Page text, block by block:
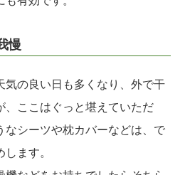
慢
気の良い日も多くなり、外で干
、ここはぐっと堪えていただ
なシーツや枕カバーなどは、で
ます。